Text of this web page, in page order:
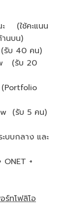
ะ (ใช้คะแนน
นบน)
บ 40 คน)
(รับ 20
(รับ 5 คน)
บบกลาง และ
+
ทโฟลิโอ